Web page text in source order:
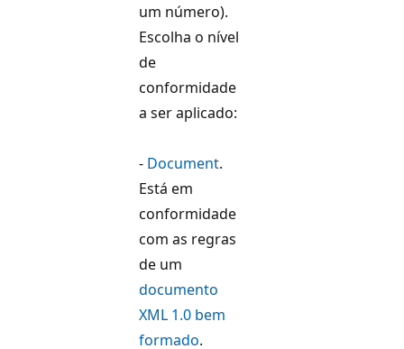
um número).
Escolha o nível
de
conformidade
a ser aplicado:
- Document.
Está em
conformidade
com as regras
de um
documento
XML 1.0 bem
formado.